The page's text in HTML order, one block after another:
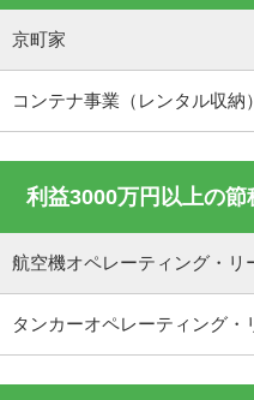
京町家
コンテナ事業（レンタル収納）
利益3000万円以上の節
航空機オペレーティング・リ
タンカーオペレーティング・